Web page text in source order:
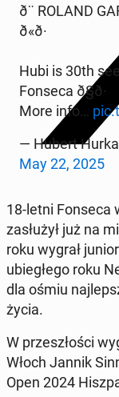
ð¨ ROLAND
ð«ð·
Hubi is 30th
Fonseca ð§ð·
More info…
— Hubert
May 22, 2025
18-letni Fonseca
za­służył już na
roku wygrał
ubiegłego roku
dla ośmiu
życia.
W przeszłoś­ci
Włoch Jannik
Open 2024